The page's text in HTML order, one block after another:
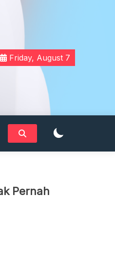
Friday, August 7
Pernah